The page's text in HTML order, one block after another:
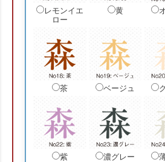
レモンイエ
ロー
黄
茶 ベージュ
紫 濃グレー